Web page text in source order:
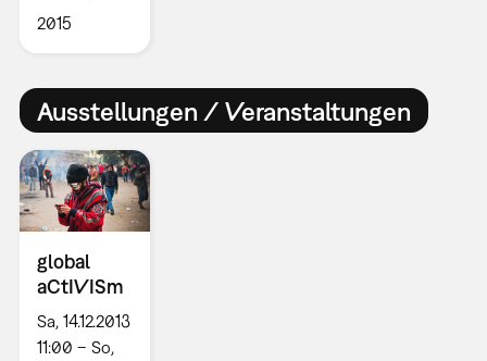
2015
Ausstellungen / Veranstaltungen
global
aCtIVISm
Sa, 14.12.2013
11:00 – So,